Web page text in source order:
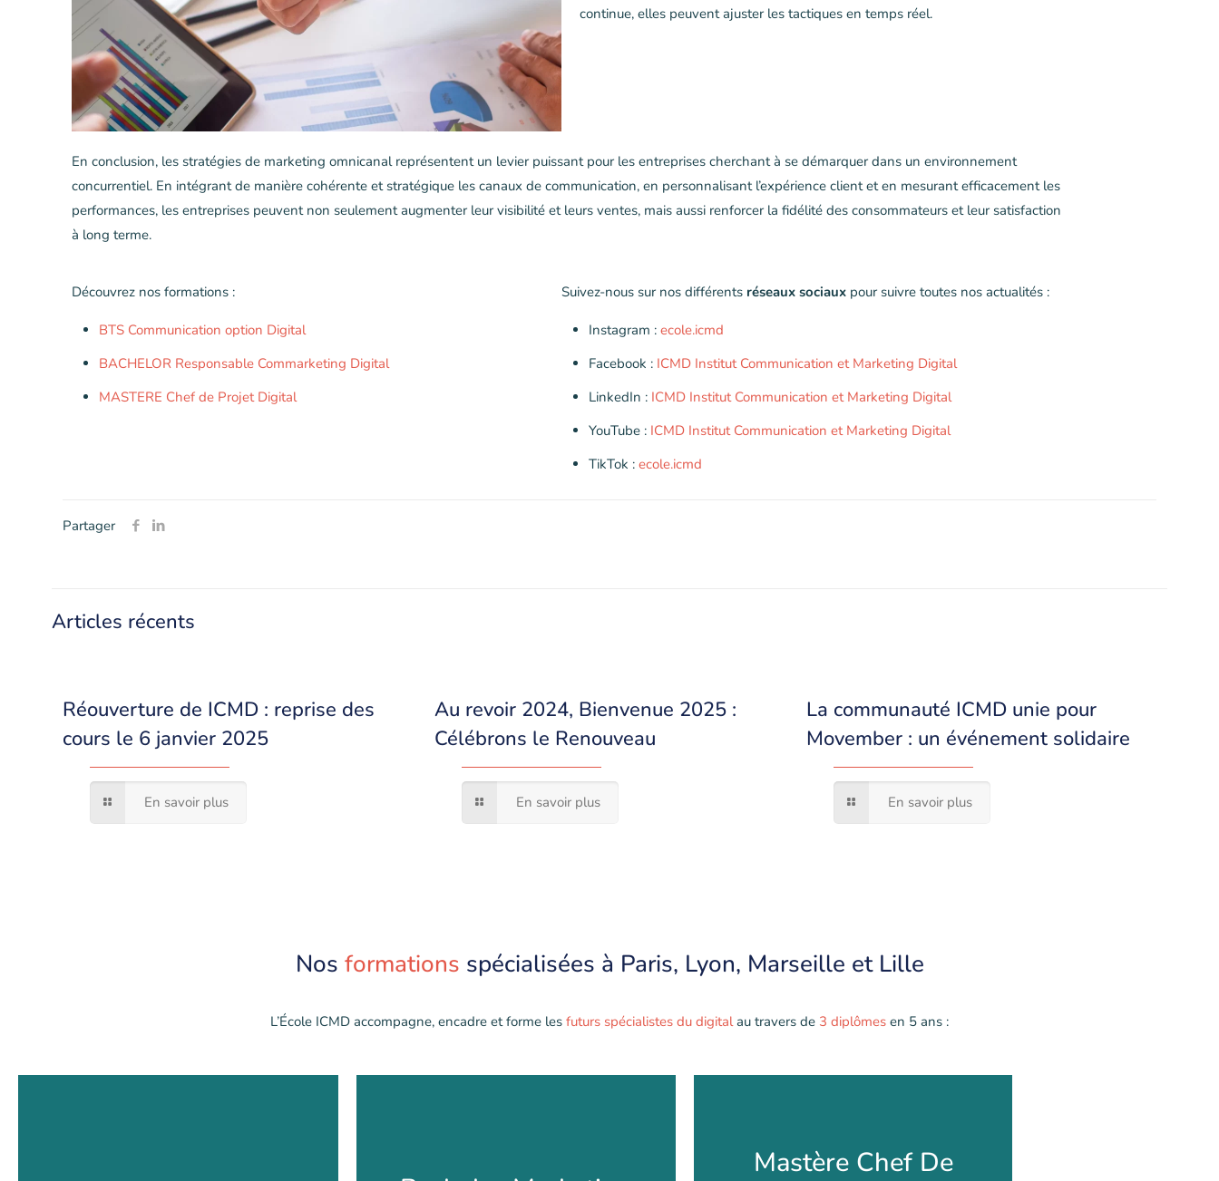
continue, elles peuvent ajuster les tactiques en temps réel.
En conclusion, les stratégies de marketing omnicanal représentent un levier puissant pour les entreprises cherchant à se démarquer dans un environnement
concurrentiel. En intégrant de manière cohérente et stratégique les canaux de communication, en personnalisant l’expérience client et en mesurant efficacement les
performances, les entreprises peuvent non seulement augmenter leur visibilité et leurs ventes, mais aussi renforcer la fidélité des consommateurs et leur satisfaction
à long terme.
Découvrez nos formations :
BTS Communication option Digital
BACHELOR Responsable Commarketing Digital
MASTERE Chef de Projet Digital
Suivez-nous sur nos différents réseaux sociaux pour suivre toutes nos actualités :
Instagram :ecole.icmd
Facebook : ICMD Institut Communication et Marketing Digital
LinkedIn : ICMD Institut Communication et Marketing Digital
YouTube : ICMD Institut Communication et Marketing Digital
TikTok :ecole.icmd
Partager
Articles récents
Réouverture de ICMD : reprise des
cours le 6 janvier 2025
En savoir plus
Au revoir 2024, Bienvenue 2025 :
Célébrons le Renouveau
En savoir plus
La communauté ICMD unie pour
Movember : un événement solidaire
En savoir plus
Nos formations spécialisées à Paris, Lyon, Marseille et Lille
L’École ICMD accompagne, encadre et forme les futurs spécialistes du digitalau travers de 3 diplômes en 5 ans :
Mastère Chef De